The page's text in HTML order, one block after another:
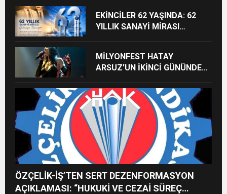
EKİNCİLER 62 YAŞINDA: 62
YILLIK SANAYİ MİRASI
MİLYONFEST HATAY
ARSUZ’UN İKİNCİ GÜNÜNDE
ALACAK
ÖZÇELİK-İŞ’TEN SERT DEZENFORMASYON
AÇIKLAMASI: “HUKUKİ VE CEZAİ SÜREÇ